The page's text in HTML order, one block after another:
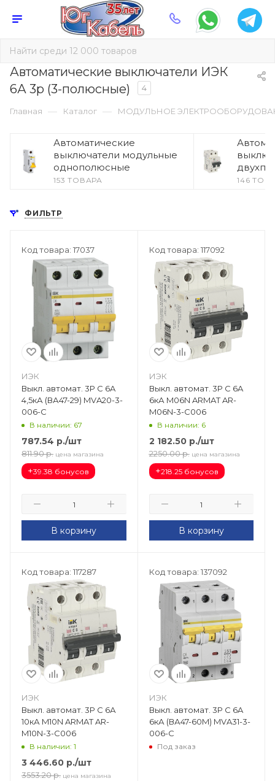
Автоматические выключатели ИЭК
6А 3p (3-полюсные)
4
Главная — Каталог — МОДУЛЬНОЕ
Автоматические
выключатели модульные
однополюсные
153 ТОВАРА 146
ФИЛЬТР
Код товара: 17037
ИЭК
Выкл. автомат. 3Р С 6A
4,5кА (ВА47-29) MVA20-3-
006-C
В наличии: 67
787.54 р./шт
811.90 р. цена магазина
+39.38 бонусов
В корзину
Код товара: 117092
ИЭК
Выкл. автомат. 3Р С 6A
6кА M06N ARMAT AR-
M06N-3-C006
В наличии: 6
2 182.50р./шт
2250.00 р. цена магазина
+218.25 бонусов
В корзину
Код товара: 117287
ИЭК
Выкл. автомат. 3Р С 6А
10кА M10N ARMAT AR-
M10N-3-C006
В наличии: 1
3 446.60 р./шт
3553.20 р. цена магазина
Код товара: 137092
ИЭК
Выкл. автомат. 3Р С 6A
6кА (ВА47-60M) MVA31-3-
006-C
Под заказ